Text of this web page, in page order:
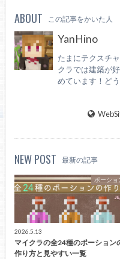
ABOUT この記事をかいた人
YanHino
たまにテクスチ
クラでは建築が
めています！ど
NEW POST 最新の記事
ポーショ
2026.5.13
マイクラの全24種のポーション
作り方と見やすい一覧